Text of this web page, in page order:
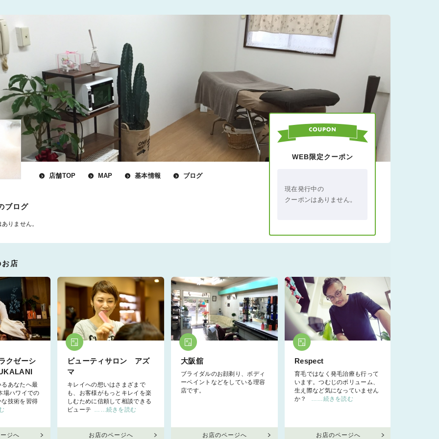
店舗TOP MAP 基本情報 ブログ
ブログ
りません。
WEB限定クーポン
現在発行中の
クーポンはありません。
店
クゼーシ
あなたへ最
場ハワイでの
技術を習得
ジへ
ビューティサロン アズ
マ
キレイへの想いはさまざまで
も、お客様がもっとキレイを楽
しむために信頼して相談できる
ビューテ ……続きを読む
お店のページへ
大阪舘
ブライダルのお顔剃り、ボディ
ーペイントなどをしている理容
店です。
お店のページへ
Respect
育毛ではなく発毛治療も行って
います。つむじのボリューム、
生え際など気になっていません
か？
……続きを読む
お店のページへ